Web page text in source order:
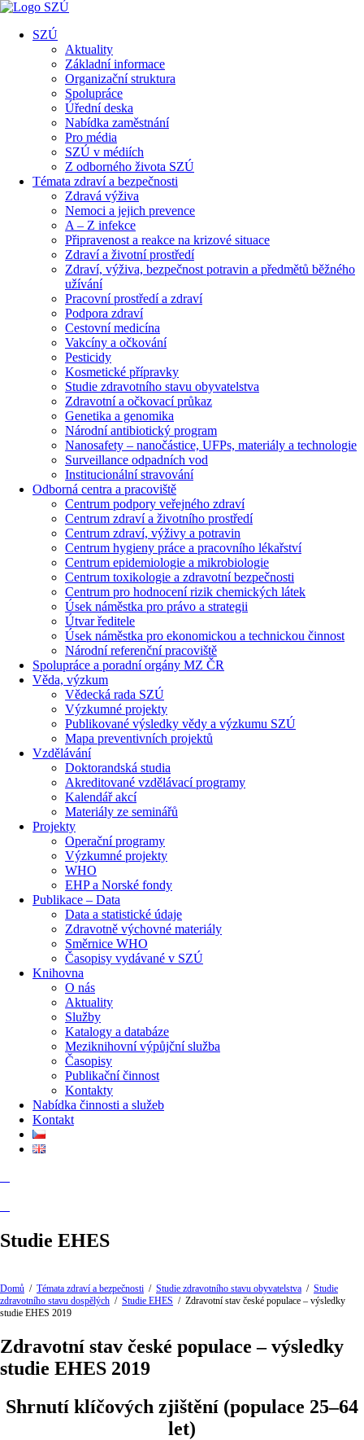
SZÚ
Aktuality
Základní informace
Organizační struktura
Spolupráce
Úřední deska
Nabídka zaměstnání
Pro média
SZÚ v médiích
Z odborného života SZÚ
Témata zdraví a bezpečnosti
Zdravá výživa
Nemoci a jejich prevence
A – Z infekce
Připravenost a reakce na krizové situace
Zdraví a životní prostředí
Zdraví, výživa, bezpečnost potravin a předmětů běžného
užívání
Pracovní prostředí a zdraví
Podpora zdraví
Cestovní medicína
Vakcíny a očkování
Pesticidy
Kosmetické přípravky
Studie zdravotního stavu obyvatelstva
Zdravotní a očkovací průkaz
Genetika a genomika
Národní antibiotický program
Nanosafety – nanočástice, UFPs, materiály a technologie
Surveillance odpadních vod
Institucionální stravování
Odborná centra a pracoviště
Centrum podpory veřejného zdraví
Centrum zdraví a životního prostředí
Centrum zdraví, výživy a potravin
Centrum hygieny práce a pracovního lékařství
Centrum epidemiologie a mikrobiologie
Centrum toxikologie a zdravotní bezpečnosti
Centrum pro hodnocení rizik chemických látek
Úsek náměstka pro právo a strategii
Útvar ředitele
Úsek náměstka pro ekonomickou a technickou činnost
Národní referenční pracoviště
Spolupráce a poradní orgány MZ ČR
Věda, výzkum
Vědecká rada SZÚ
Výzkumné projekty
Publikované výsledky vědy a výzkumu SZÚ
Mapa preventivních projektů
Vzdělávání
Doktorandská studia
Akreditované vzdělávací programy
Kalendář akcí
Materiály ze seminářů
Projekty
Operační programy
Výzkumné projekty
WHO
EHP a Norské fondy
Publikace – Data
Data a statistické údaje
Zdravotně výchovné materiály
Směrnice WHO
Časopisy vydávané v SZÚ
Knihovna
O nás
Aktuality
Služby
Katalogy a databáze
Meziknihovní výpůjční služba
Časopisy
Publikační činnost
Kontakty
Nabídka činnosti a služeb
Kontakt
Studie EHES
Domů / Témata zdraví a bezpečnosti / Studie zdravotního stavu obyvatelstva / Studie
zdravotního stavu dospělých / Studie EHES / Zdravotní stav české populace – výsledky
studie EHES 2019
Zdravotní stav české populace – výsledky
studie EHES 2019
Shrnutí klíčových zjištění (populace 25–64
let)